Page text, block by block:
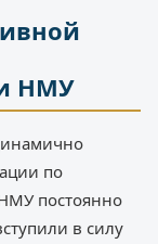
НМУ
по
постоянно
в силу